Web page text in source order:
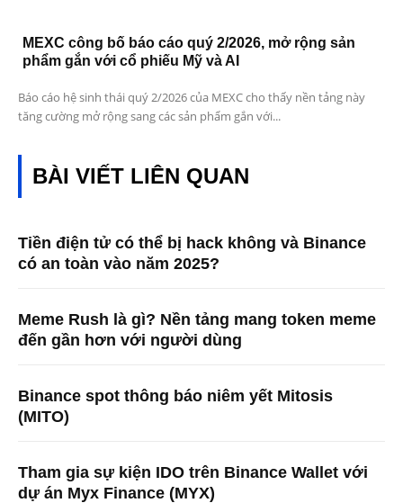
MEXC công bố báo cáo quý 2/2026, mở rộng sản
phẩm gắn với cổ phiếu Mỹ và AI
Báo cáo hệ sinh thái quý 2/2026 của MEXC cho thấy nền tảng này
tăng cường mở rộng sang các sản phẩm gắn với...
BÀI VIẾT LIÊN QUAN
Tiền điện tử có thể bị hack không và Binance
có an toàn vào năm 2025?
Meme Rush là gì? Nền tảng mang token meme
đến gần hơn với người dùng
Binance spot thông báo niêm yết Mitosis
(MITO)
Tham gia sự kiện IDO trên Binance Wallet với
dự án Myx Finance (MYX)